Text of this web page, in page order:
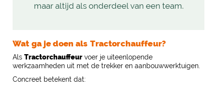
maar altijd als onderdeel van een team.
Wat ga je doen als Tractorchauffeur?
AlsTractorchauffeur voer je uiteenlopende
werkzaamheden uit met de trekker en aanbouwwerktuigen.
Concreet betekent dat: